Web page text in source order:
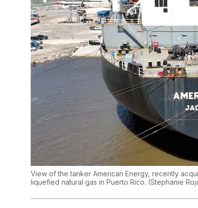
View of the tanker American Energy, recently
liquefied natural gas in Puerto Rico. (Stephanie